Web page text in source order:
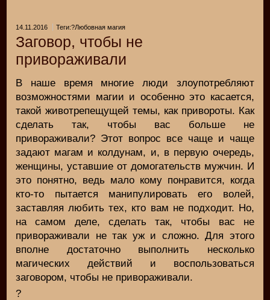
14.11.2016 Теги:?Любовная магия
Заговор, чтобы не
привораживали
В наше время многие люди злоупотребляют
возможностями магии и особенно это касается,
такой животрепещущей темы, как привороты. Как
сделать так, чтобы вас больше не
привораживали? Этот вопрос все чаще и чаще
задают магам и колдунам, и, в первую очередь,
женщины, уставшие от домогательств мужчин. И
это понятно, ведь мало кому понравится, когда
кто-то пытается манипулировать его волей,
заставляя любить тех, кто вам не подходит. Но,
на самом деле, сделать так, чтобы вас не
привораживали не так уж и сложно. Для этого
вполне достаточно выполнить несколько
магических действий и воспользоваться
заговором, чтобы не привораживали.
?